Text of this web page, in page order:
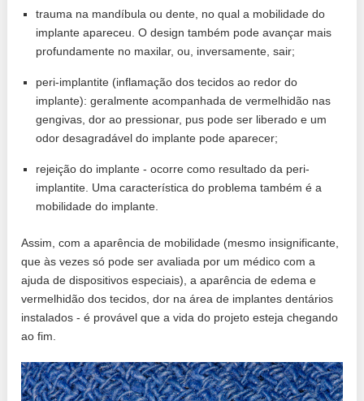
trauma na mandíbula ou dente, no qual a mobilidade do
implante apareceu. O design também pode avançar mais
profundamente no maxilar, ou, inversamente, sair;
peri-implantite (inflamação dos tecidos ao redor do
implante): geralmente acompanhada de vermelhidão nas
gengivas, dor ao pressionar, pus pode ser liberado e um
odor desagradável do implante pode aparecer;
rejeição do implante - ocorre como resultado da peri-
implantite. Uma característica do problema também é a
mobilidade do implante.
Assim, com a aparência de mobilidade (mesmo insignificante,
que às vezes só pode ser avaliada por um médico com a
ajuda de dispositivos especiais), a aparência de edema e
vermelhidão dos tecidos, dor na área de implantes dentários
instalados - é provável que a vida do projeto esteja chegando
ao fim.